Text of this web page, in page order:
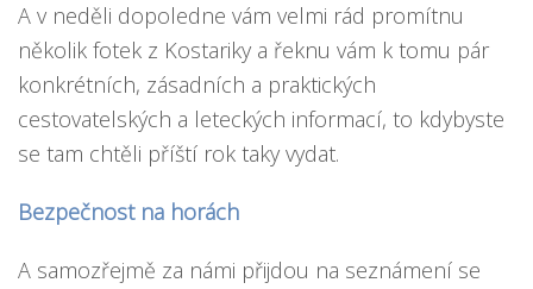
A v neděli dopoledne vám velmi rád promítnu
několik fotek z Kostariky a řeknu vám k tomu pár
konkrétních, zásadních a praktických
cestovatelských a leteckých informací, to kdybyste
se tam chtěli příští rok taky vydat.
Bezpečnost na horách
A samozřejmě za námi přijdou na seznámení se